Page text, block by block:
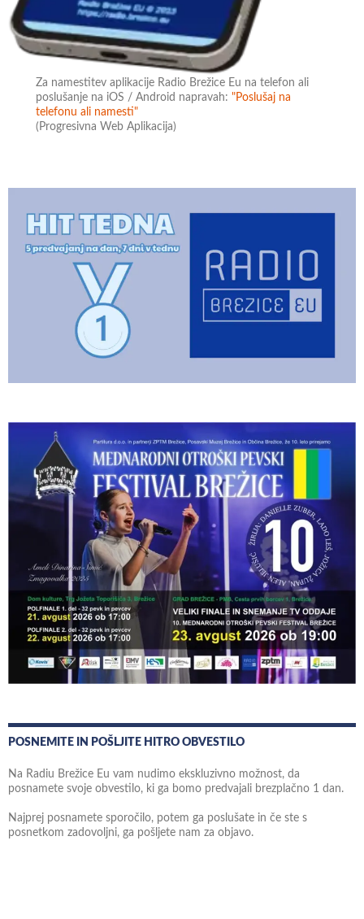
Za namestitev aplikacije Radio Brežice Eu na telefon ali
poslušanje na iOS / Android napravah:"Poslušaj na
telefonu ali namesti"
(Progresivna Web Aplikacija)
POSNEMITE IN POŠLJITE HITRO OBVESTILO
Na Radiu Brežice Eu vam nudimo ekskluzivno možnost, da
posnamete svoje obvestilo, ki ga bomo predvajali brezplačno 1 dan.
Najprej posnamete sporočilo, potem ga poslušate in če ste s
posnetkom zadovoljni, ga pošljete nam za objavo.